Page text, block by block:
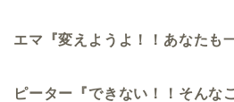
エマ『変えようよ！！あなたも
ピーター『できない！！そんな